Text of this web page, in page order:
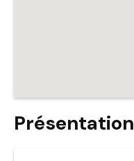
Présentation